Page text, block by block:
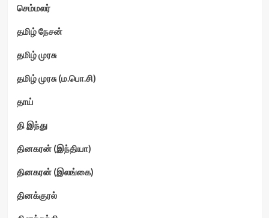
செம்மலர்
தமிழ் நேசன்
தமிழ் முரசு
தமிழ் முரசு (ம.பொ.சி)
தாய்
தி இந்து
தினகரன் (இந்தியா)
தினகரன் (இலங்கை)
தினக்குரல்